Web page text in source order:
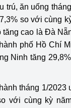
trú, ăn uống
so với cùng
cao là Đà
phố Hồ Chí
Ninh tăng
tháng 1/2023
với cùng kỳ